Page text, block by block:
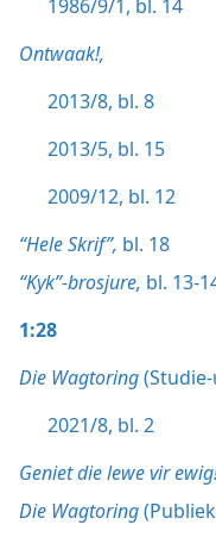
1986/9/1, bl. 14
Ontwaak!,
2013/8, bl. 8
2013/5, bl. 15
2009/12, bl. 12
“Hele Skrif”, bl. 18
“Kyk”-brosjure, bl. 13-
1:28
Die Wagtoring
2021/8, bl. 2
Geniet die lewe vir
Die Wagtoring